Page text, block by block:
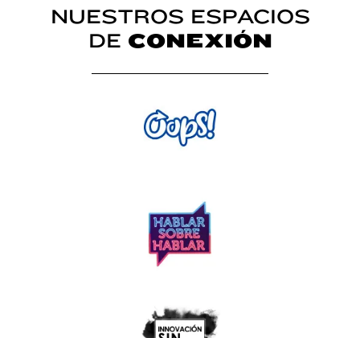
NUESTROS ESPACIOS
DE CONEXIÓN